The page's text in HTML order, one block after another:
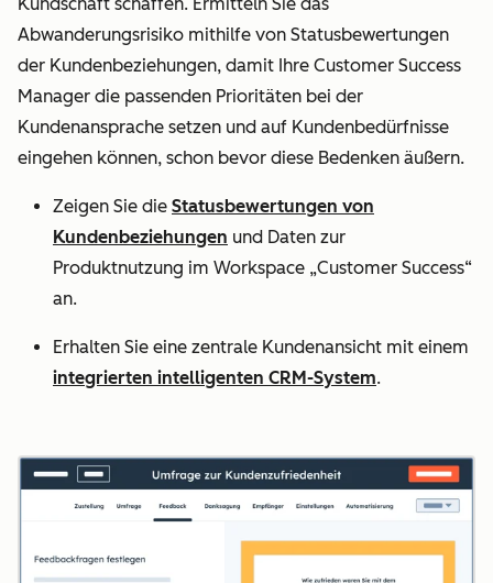
Abwanderungsrisiko mithilfe von Statusbewertungen
der Kundenbeziehungen, damit Ihre Customer Success
Manager die passenden Prioritäten bei der
Kundenansprache setzen und auf Kundenbedürfnisse
eingehen können, schon bevor diese Bedenken äußern.
Zeigen Sie die Statusbewertungen von
Kundenbeziehungen und Daten zur
Produktnutzung im Workspace „Customer Success“
an.
Erhalten Sie eine zentrale Kundenansicht mit einem
integrierten intelligenten CRM-System.